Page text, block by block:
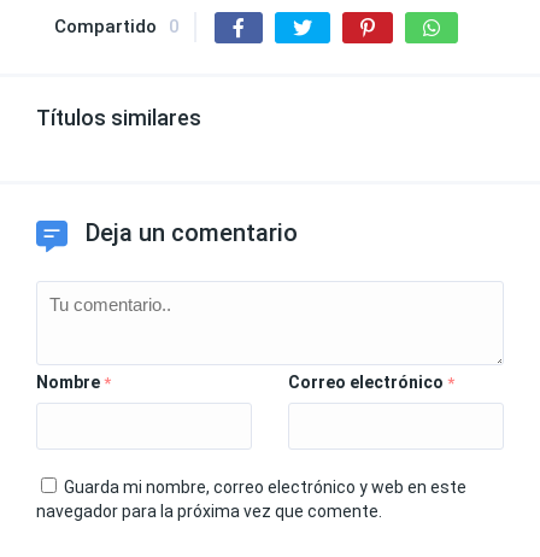
Compartido 0
Títulos similares
Deja un comentario
Nombre * Correo electrónico *
Guarda mi nombre, correo electrónico y web en este
navegador para la próxima vez que comente.